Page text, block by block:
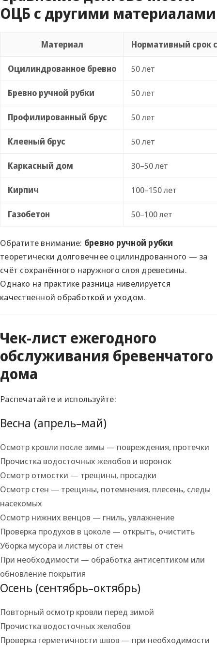
ОЦБ с другими материалами
Материал Нормативный срок
Оцилиндрованное бревно 50 лет
Бревно ручной рубки 50 лет
Профилированный брус 50 лет
Клееный брус 50 лет
Каркасный дом 30–50 лет
Кирпич 100–150 лет
Газобетон 50–100 лет
Обратите внимание: бревно ручной рубки
теоретически долговечнее оцилиндрованного — за
счёт сохранённого наружного слоя древесины.
Однако на практике разница нивелируется
качественной обработкой и уходом.
Чек-лист ежегодного
обслуживания бревенчатого
дома
Распечатайте и используйте:
Весна (апрель–май)
Осмотр кровли после зимы — повреждения, протечки
Прочистка водосточных желобов и воронок
Осмотр отмостки — трещины, просадки
Осмотр стен — трещины, потемнения, плесень, следы
насекомых
Осмотр нижних венцов — гниль, увлажнение
Проверка продухов в цоколе — открыть, очистить
Уборка мусора и листвы от стен
При необходимости — обработка антисептиком или
обновление покрытия
Осень (сентябрь–октябрь)
Повторный осмотр кровли перед зимой
Прочистка водосточных желобов
Проверка герметичности швов — при необходимости